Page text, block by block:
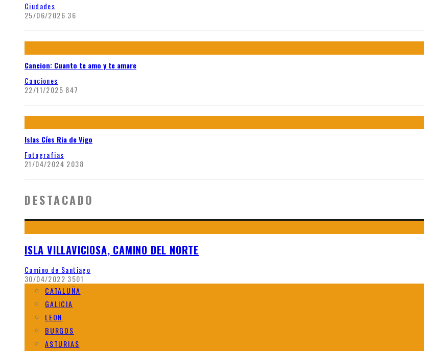
Ciudades
25/06/2026 36
Cancion: Cuanto te amo y te amare
Canciones
22/11/2025 847
Islas Cíes Ria de Vigo
Fotografias
21/04/2024 2038
DESTACADO
ISLA VILLAVICIOSA, CAMINO DEL NORTE
Camino de Santiago
30/04/2022 3501
CATALUÑA
GALICIA
LEON
BURGOS
ASTURIAS